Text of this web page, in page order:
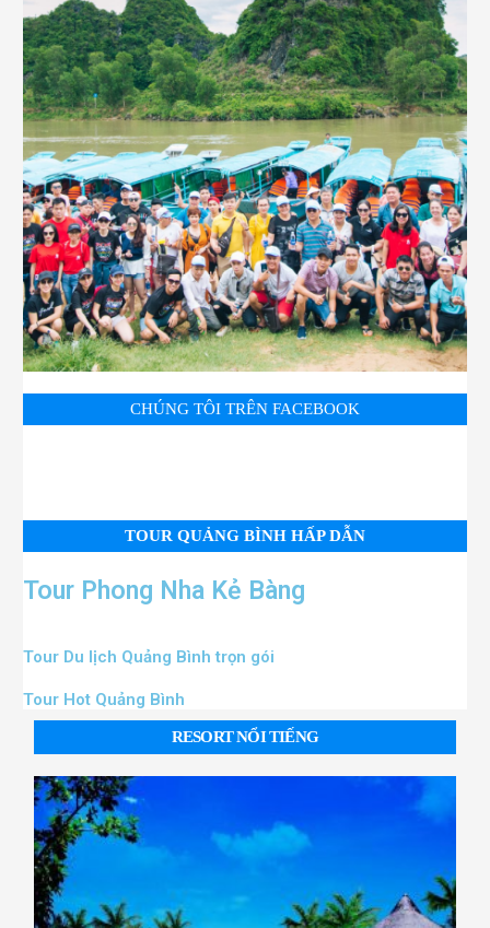
CHÚNG TÔI TRÊN FACEBOOK
TOUR QUẢNG BÌNH HẤP DẪN
Tour Phong Nha Kẻ Bàng
Tour Du lịch Quảng Bình trọn gói
Tour Hot Quảng Bình
RESORT NỔI TIẾNG